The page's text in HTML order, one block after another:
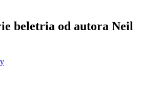
beletria od autora Neil